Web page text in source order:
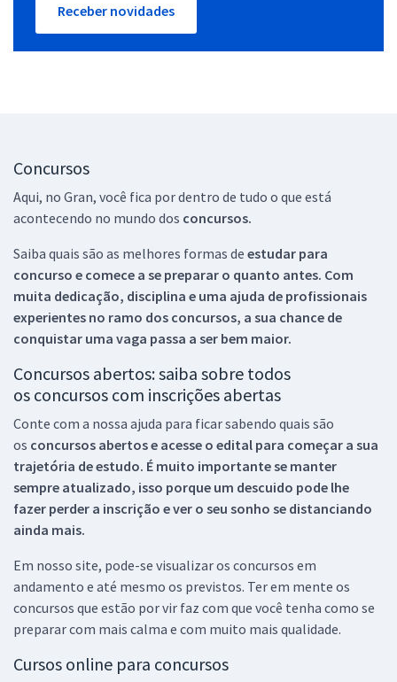
Receber novidades
Concursos
Aqui, no Gran, você fica por dentro de tudo o que está
acontecendo no mundo dos concursos.
Saiba quais são as melhores formas de estudar para
concurso e comece a se preparar o quanto antes. Com
muita dedicação, disciplina e uma ajuda de profissionais
experientes no ramo dos concursos, a sua chance de
conquistar uma vaga passa a ser bem maior.
Concursos abertos: saiba sobre todos
os concursos com inscrições abertas
Conte com a nossa ajuda para ficar sabendo quais são
os concursos abertos e acesse o edital para começar a sua
trajetória de estudo. É muito importante se manter
sempre atualizado, isso porque um descuido pode lhe
fazer perder a inscrição e ver o seu sonho se distanciando
ainda mais.
Em nosso site, pode-se visualizar os concursos em
andamento e até mesmo os previstos. Ter em mente os
concursos que estão por vir faz com que você tenha como se
preparar com mais calma e com muito mais qualidade.
Cursos online para concursos